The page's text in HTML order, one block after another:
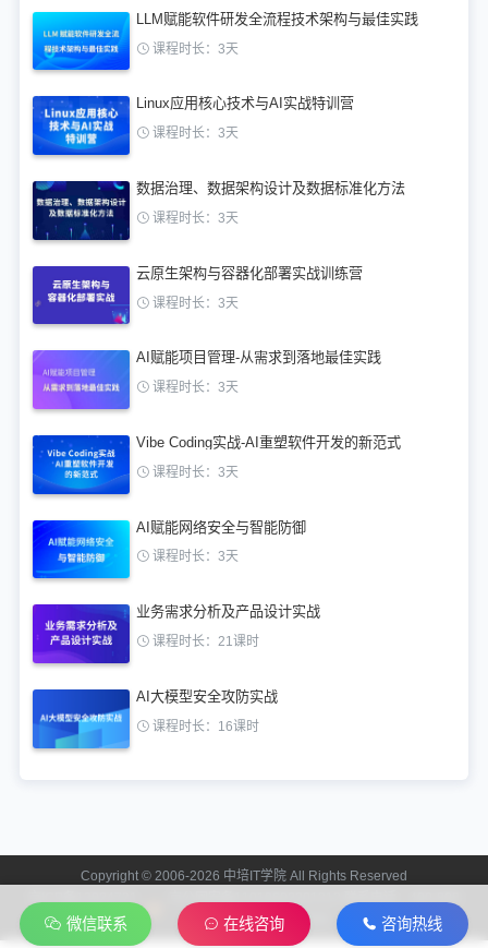
LLM赋能软件研发全流程技术架构与最佳实践
课程时长：3天
Linux应用核心技术与AI实战特训营
课程时长：3天
数据治理、数据架构设计及数据标准化方法
课程时长：3天
云原生架构与容器化部署实战训练营
课程时长：3天
AI赋能项目管理-从需求到落地最佳实践
课程时长：3天
Vibe Coding实战-AI重塑软件开发的新范式
课程时长：3天
AI赋能网络安全与智能防御
课程时长：3天
业务需求分析及产品设计实战
课程时长：21课时
AI大模型安全攻防实战
课程时长：16课时
Copyright © 2006-2026 中培IT学院 All Rights Reserved
号-2
2006
微信联系 在线咨询 咨询热线